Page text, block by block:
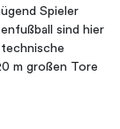
Spieler
sind hier
m großen Tore